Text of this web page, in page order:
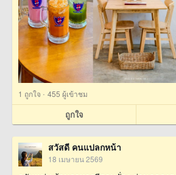
1 ถูกใจ · 455 ผู้เข้าชม
ถูกใจ
สวัสดี คนแปลกหน้า
18 เมษายน 2569